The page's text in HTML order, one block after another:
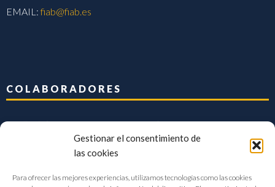
Gestionar el consentimiento de
las cookies
Para ofrecer las mejores experiencias, utilizamos tecnologías como las cookies
EMAIL:fiab@fiab.es
COLABORADORES